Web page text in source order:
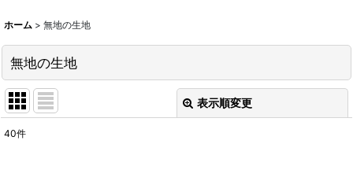
ホーム > 無地の生地
無地の生地
表示順変更
40件